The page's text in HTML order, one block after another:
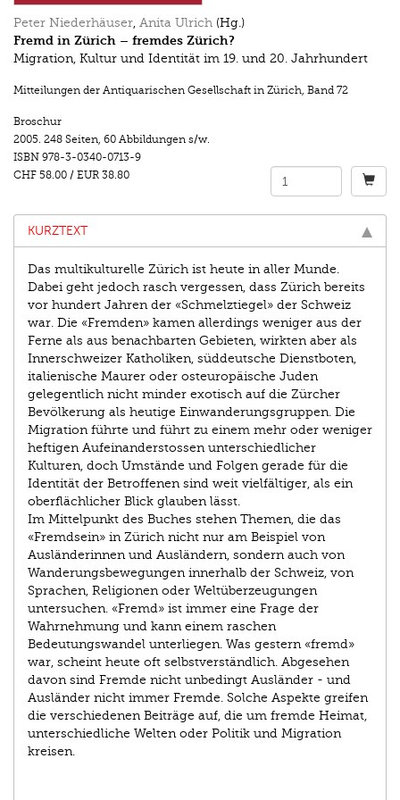
Peter Niederhäuser, Anita Ulrich (Hg.)
Fremd in Zürich – fremdes Zürich?
Migration, Kultur und Identität im 19. und 20. Jahrhundert
Mitteilungen der Antiquarischen Gesellschaft in Zürich, Band 72
Broschur
2005. 248 Seiten, 60 Abbildungen s/w.
ISBN 978-3-0340-0713-9
CHF 58.00 / EUR 38.80
KURZTEXT
Das multikulturelle Zürich ist heute in aller Munde.
Dabei geht jedoch rasch vergessen, dass Zürich bereits
vor hundert Jahren der «Schmelztiegel» der Schweiz
war. Die «Fremden» kamen allerdings weniger aus der
Ferne als aus benachbarten Gebieten, wirkten aber als
Innerschweizer Katholiken, süddeutsche Dienstboten,
italienische Maurer oder osteuropäische Juden
gelegentlich nicht minder exotisch auf die Zürcher
Bevölkerung als heutige Einwanderungsgruppen. Die
Migration führte und führt zu einem mehr oder weniger
heftigen Aufeinanderstossen unterschiedlicher
Kulturen, doch Umstände und Folgen gerade für die
Identität der Betroffenen sind weit vielfältiger, als ein
oberflächlicher Blick glauben lässt.
Im Mittelpunkt des Buches stehen Themen, die das
«Fremdsein» in Zürich nicht nur am Beispiel von
Ausländerinnen und Ausländern, sondern auch von
Wanderungsbewegungen innerhalb der Schweiz, von
Sprachen, Religionen oder Weltüberzeugungen
untersuchen. «Fremd» ist immer eine Frage der
Wahrnehmung und kann einem raschen
Bedeutungswandel unterliegen. Was gestern «fremd»
war, scheint heute oft selbstverständlich. Abgesehen
davon sind Fremde nicht unbedingt Ausländer - und
Ausländer nicht immer Fremde. Solche Aspekte greifen
die verschiedenen Beiträge auf, die um fremde Heimat,
unterschiedliche Welten oder Politik und Migration
kreisen.